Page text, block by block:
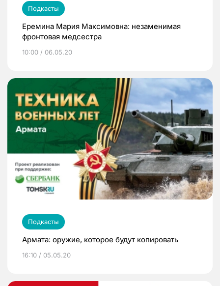
Подкасты
Еремина Мария Максимовна: незаменимая
фронтовая медсестра
10:00 / 06.05.20
Подкасты
Армата: оружие, которое будут копировать
16:10 / 05.05.20